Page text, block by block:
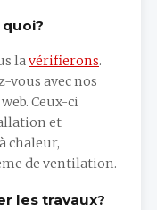
lavérifierons.
vous avec nos
Ceux-ci
et
chaleur,
de ventilation.
les travaux?